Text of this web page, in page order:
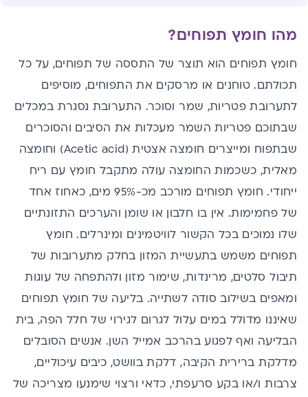
מהו חומץ תפוחים?
חומץ תפוחים הוא תוצר של התססה של תפוחים, על כל
תכולתם. טוחנים או מרסקים את התפוחים, מוסיפים
לתערובת פטריות, שמר וסוכר. התערובת נסגרת במכלים
שבתוכם פטריות השמר מעכלות את הסיבים והסוכרים
שבתפוח ומייצרים חומצה אצטית (Acetic acid) וחומצה
מאלית, כשכמות החומצה עולה מתקבל חומץ עם ריח
ייחודי. חומץ תפוחים מורכב מכ-95% מים, כאחוז אחד
של פחמימות. אין בו חלבון או שומן והערכים התזונתיים
שלו נמוכים בכל הקשור לוויטמינים ומינרלים. חומץ
תפוחים משמש בתעשיית המזון בחלק מתערובות של
תיבול סלטים, מרינדות, שימור מזון ולהתפחה של עוגות
ומאפים בשילוב סודה לשתייה. בליעה של חומץ תפוחים
שאיננו מדולל במים עלול לגרום לגירוי של חלל הפה, בית
הבליעה ואף לפגוע בהרכב אמייל השן. אנשים הסובלים
מדלקת ברירית הקיבה, דלקת בוושט, כיבים עיכוליים,
צרבות ו/או בקע סרעפתי, כדאי ורצוי שימנעו מצריכה של